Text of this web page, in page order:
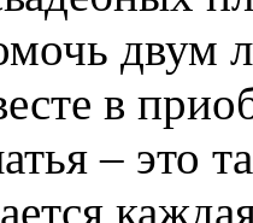
двум
в
– это